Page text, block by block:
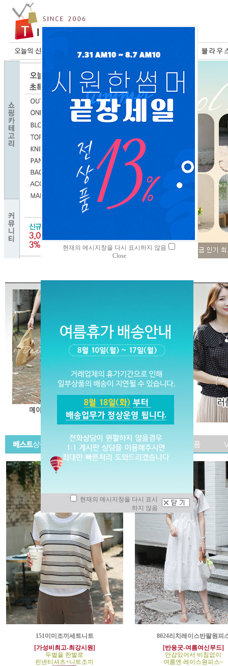
151미미조끼세트니트
[가성비최고-최강시원]
두벌을 한벌로
린넨티셔츠+니트조끼
8024리치레이스반팔원피
[반응굿-여름여신무드]
안감있어서 비침없이
여름엔 레이스원피스~
현재의 메시지창을 다시 표시하지 않음
Close
현재의 메시지창을 다시 표시
하지 않음